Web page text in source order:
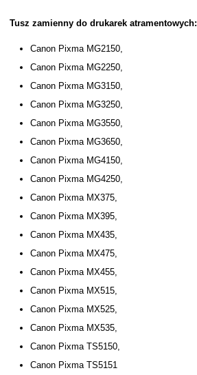
Tusz zamienny do drukarek atramentowych:
Canon Pixma MG2150,
Canon Pixma MG2250,
Canon Pixma MG3150,
Canon Pixma MG3250,
Canon Pixma MG3550,
Canon Pixma MG3650,
Canon Pixma MG4150,
Canon Pixma MG4250,
Canon Pixma MX375,
Canon Pixma MX395,
Canon Pixma MX435,
Canon Pixma MX475,
Canon Pixma MX455,
Canon Pixma MX515,
Canon Pixma MX525,
Canon Pixma MX535,
Canon Pixma TS5150,
Canon Pixma TS5151